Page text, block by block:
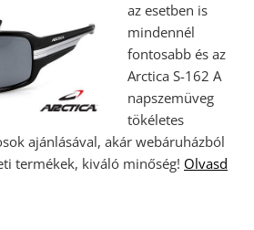
az esetben is
mindennél
fontosabb és az
Arctica S-162 A
napszemüveg
tökéletes
ajánlásával, akár webáruházból
termékek, kiváló minőség! Olvasd